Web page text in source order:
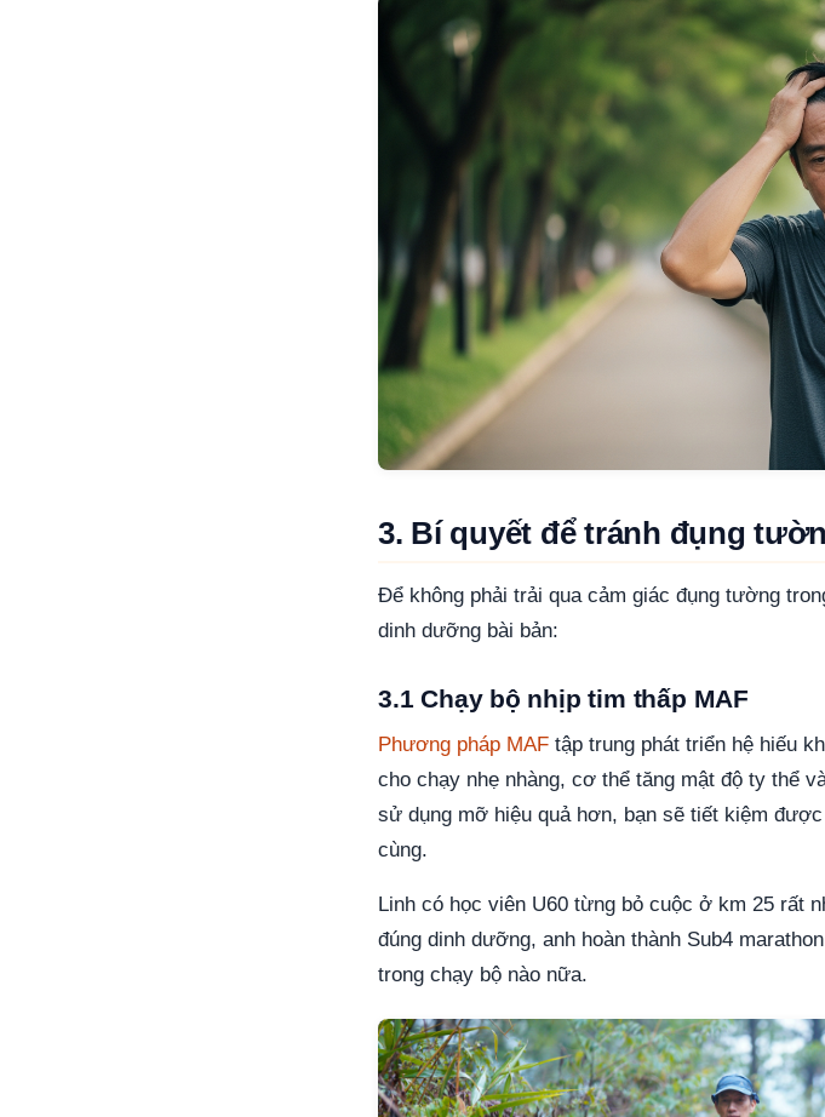
3. Bí quyết để tránh đụng
Để không phải trải qua cảm giác đụng tường
dinh dưỡng bài bản:
3.1 Chạy bộ nhịp tim thấp MAF
Phương pháp MAF tập trung phát triển hệ hiếu
cho chạy nhẹ nhàng, cơ thể tăng mật độ ty thể
sử dụng mỡ hiệu quả hơn, bạn sẽ tiết kiệm
cùng.
Linh có học viên U60 từng bỏ cuộc ở km 25 rất
đúng dinh dưỡng, anh hoàn thành Sub4
trong chạy bộ nào nữa.